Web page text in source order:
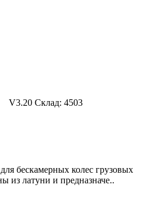
V3.20 Склад: 4503
бескамерных колес грузовых
из латуни и предназначе..